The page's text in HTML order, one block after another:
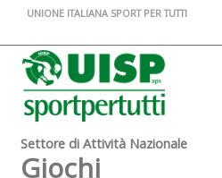
UNIONE ITALIANA SPORT PER TUTTI
Settore di Attività Nazionale
Giochi